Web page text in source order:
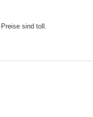
sind toll.